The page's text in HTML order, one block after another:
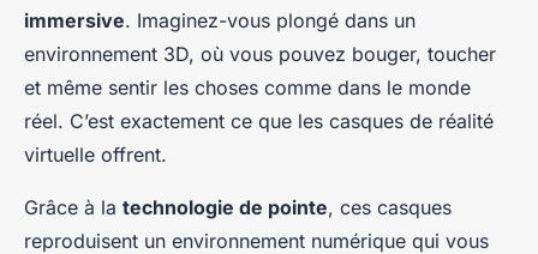
immersive. Imaginez-vous plongé dans un
environnement 3D, où vous pouvez bouger, toucher
et même sentir les choses comme dans le monde
réel. C’est exactement ce que les casques de réalité
virtuelle offrent.
Grâce à la technologie de pointe, ces casques
reproduisent un environnement numérique qui vous